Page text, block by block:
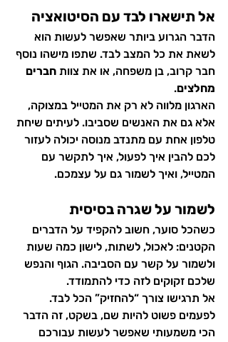
אל תישארו לבד עם הסיטואציה
הדבר הגרוע ביותר שאפשר לעשות הוא
לשאת את כל המצב לבד. שתפו מישהו נוסף
חבר קרוב, בן משפחה, או את צוות חברים
מחלצים.
הארגון מלווה לא רק את המטייל במצוקה,
אלא גם את האנשים שסביבו. לעיתים שיחת
טלפון אחת עם מתנדב מנוסה יכולה לעזור
לכם להבין איך לפעול, איך לתקשר עם
המטייל, ואיך לשמור גם על עצמכם.
לשמור על שגרה בסיסית
כשהכל סוער, חשוב להקפיד על הדברים
הקטנים: לאכול, לשתות, לישון כמה שעות
ולשמור על קשר עם הסביבה. הגוף והנפש
שלכם זקוקים לזה כדי להתמודד.
אל תרגישו צורך “להחזיק” הכל לבד.
לפעמים פשוט להיות שם, בשקט, זה הדבר
הכי משמעותי שאפשר לעשות עבורכם